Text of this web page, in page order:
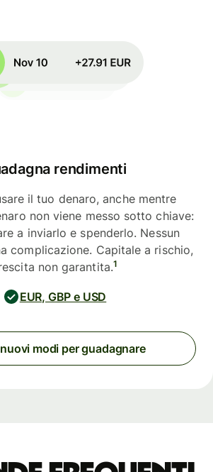
rendimenti
il tuo denaro, anche mentre
non viene messo sotto chiave:
a inviarlo e spenderlo. Nessun
complicazione. Capitale a rischio,
non garantita.1
EUR, GBP e USD
modi per guadagnare